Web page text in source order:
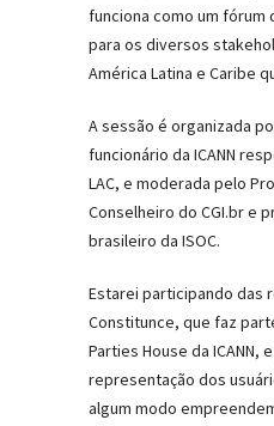
funciona como um
para os diversos
América Latina e Caribe
A sessão é organizada
funcionário da ICANN
LAC, e moderada pelo
Conselheiro do CGI.br e
brasileiro da ISOC.
Estarei participando das
Constitunce, que faz
Parties House da ICANN,
representação dos
algum modo